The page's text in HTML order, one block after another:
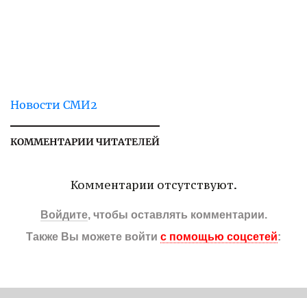
Новости СМИ2
КОММЕНТАРИИ ЧИТАТЕЛЕЙ
Комментарии отсутствуют.
Войдите, чтобы оставлять комментарии.
Также Вы можете войти с помощью соцсетей: